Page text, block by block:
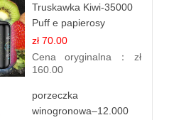
Truskawka Kiwi-35000
Puff e papierosy
(Ibvape Bar)
zł 70.00
Cena oryginalna： zł
160.00
porzeczka
winogronowa–12.000